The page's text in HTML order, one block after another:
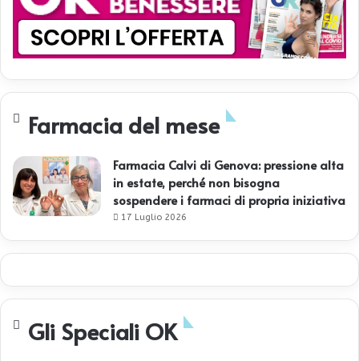
Farmacia del mese
Farmacia Calvi di Genova: pressione alta
in estate, perché non bisogna
sospendere i farmaci di propria iniziativa
17 Luglio 2026
Gli Speciali OK